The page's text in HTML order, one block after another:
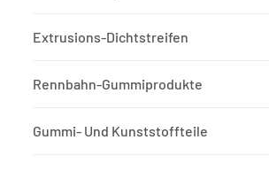
Extrusions-Dichtstreifen
Rennbahn-Gummiprodukte
Gummi- Und Kunststoffteile